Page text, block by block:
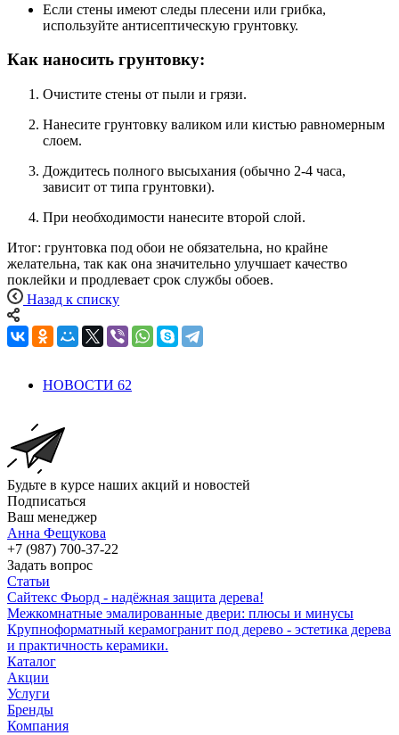
Если стены имеют следы плесени или грибка,
используйте антисептическую грунтовку.
Как наносить грунтовку:
Очистите стены от пыли и грязи.
Нанесите грунтовку валиком или кистью равномерным
слоем.
Дождитесь полного высыхания (обычно 2-4 часа,
зависит от типа грунтовки).
При необходимости нанесите второй слой.
Итог: грунтовка под обои не обязательна, но крайне
желательна, так как она значительно улучшает качество
поклейки и продлевает срок службы обоев.
Назад к списку
НОВОСТИ 62
Будьте в курсе наших акций и новостей
Подписаться
Ваш менеджер
Анна Фещукова
+7 (987) 700-37-22
Задать вопрос
Статьи
Сайтекс Фьорд - надёжная защита дерева!
Межкомнатные эмалированные двери: плюсы и минусы
Крупноформатный керамогранит под дерево - эстетика дерева
и практичность керамики.
Каталог
Акции
Услуги
Бренды
Компания